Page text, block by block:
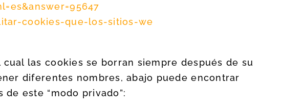
cookies-que-los-sitios-we
las cookies se borran siempre después de su
diferentes nombres, abajo puede encontrar
este “modo privado”: